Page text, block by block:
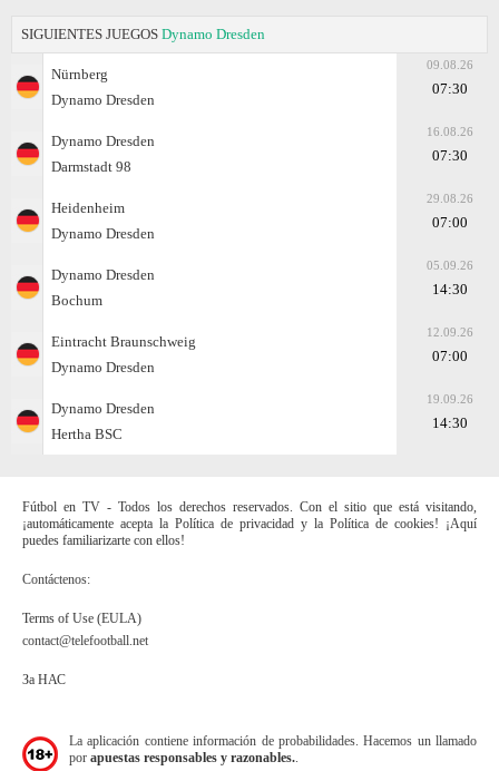
SIGUIENTES JUEGOS Dynamo Dresden
Nürnberg
Dynamo Dresden
09.08.26
07:30
Dynamo Dresden
Darmstadt 98
16.08.26
07:30
Heidenheim
Dynamo Dresden
29.08.26
07:00
Dynamo Dresden
Bochum
05.09.26
14:30
Eintracht Braunschweig
Dynamo Dresden
12.09.26
07:00
Dynamo Dresden
Hertha BSC
19.09.26
14:30
Fútbol en TV - Todos los derechos reservados. Con el sitio que está visitando,
¡automáticamente acepta la Política de privacidad y la Política de cookies! ¡Aquí
puedes familiarizarte con ellos!
Contáctenos:
Terms of Use (EULA)
contact@telefootball.net
За НАС
La aplicación contiene información de probabilidades. Hacemos un llamado
por apuestas responsables y razonables.